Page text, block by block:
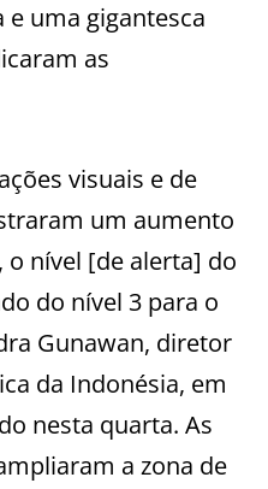
uma gigantesca
as
visuais e de
um aumento
o nível [de alerta] do
do nível 3 para o
Gunawan, diretor
da Indonésia, em
nesta quarta. As
a zona de